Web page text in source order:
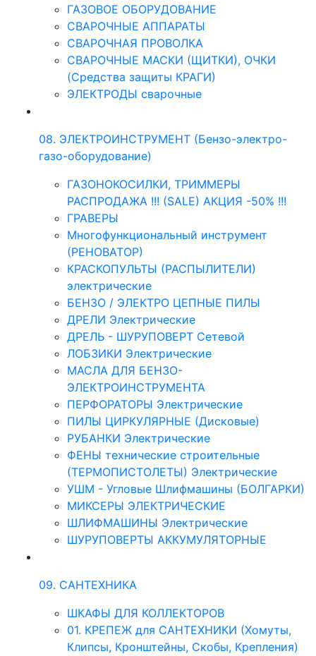
ГАЗОВОЕ ОБОРУДОВАНИЕ
СВАРОЧНЫЕ АППАРАТЫ
СВАРОЧНАЯ ПРОВОЛКА
СВАРОЧНЫЕ МАСКИ (ЩИТКИ), ОЧКИ
(Средства защиты КРАГИ)
ЭЛЕКТРОДЫ сварочные
08. ЭЛЕКТРОИНСТРУМЕНТ (Бензо-электро-
газо-оборудование)
ГАЗОНОКОСИЛКИ, ТРИММЕРЫ
РАСПРОДАЖА !!! (SALE) АКЦИЯ -50% !!!
ГРАВЕРЫ
Многофункциональный инструмент
(РЕНОВАТОР)
КРАСКОПУЛЬТЫ (РАСПЫЛИТЕЛИ)
электрические
БЕНЗО / ЭЛЕКТРО ЦЕПНЫЕ ПИЛЫ
ДРЕЛИ Электрические
ДРЕЛЬ - ШУРУПОВЕРТ Сетевой
ЛОБЗИКИ Электрические
МАСЛА ДЛЯ БЕНЗО-
ЭЛЕКТРОИНСТРУМЕНТА
ПЕРФОРАТОРЫ Электрические
ПИЛЫ ЦИРКУЛЯРНЫЕ (Дисковые)
РУБАНКИ Электрические
ФЕНЫ технические строительные
(ТЕРМОПИСТОЛЕТЫ) Электрические
УШМ - Угловые Шлифмашины (БОЛГАРКИ)
МИКСЕРЫ ЭЛЕКТРИЧЕСКИЕ
ШЛИФМАШИНЫ Электрические
ШУРУПОВЕРТЫ АККУМУЛЯТОРНЫЕ
09. САНТЕХНИКА
ШКАФЫ ДЛЯ КОЛЛЕКТОРОВ
01. КРЕПЕЖ для САНТЕХНИКИ (Хомуты,
Клипсы, Кронштейны, Скобы, Крепления)